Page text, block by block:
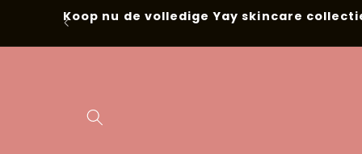
Meteen naar
de content
Koop nu de volledige Yay skincare